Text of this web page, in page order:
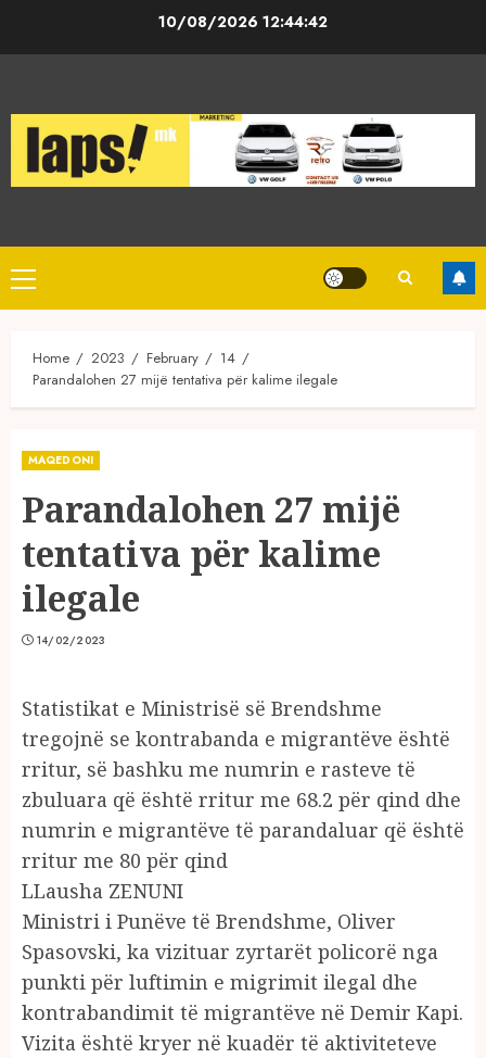
10/08/2026 12:44:43
Primary
Menu
Home 2023 February
14
Parandalohen 27 mijë tentativa për kalime ilegale
MAQEDONI
Parandalohen 27 mijë
tentativa për kalime
ilegale
14/02/2023
Statistikat e Ministrisë së Brendshme
tregojnë se kontrabanda e migrantëve është
rritur, së bashku me numrin e rasteve të
zbuluara që është rritur me 68.2 për qind dhe
numrin e migrantëve të parandaluar që është
rritur me 80 për qind
LLausha ZENUNI
Ministri i Punëve të Brendshme, Oliver
Spasovski, ka vizituar zyrtarët policorë nga
punkti për luftimin e migrimit ilegal dhe
kontrabandimit të migrantëve në Demir Kapi.
Vizita është kryer në kuadër të aktiviteteve